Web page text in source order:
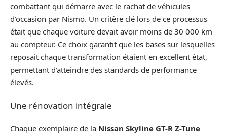
combattant qui démarre avec le rachat de véhicules
d’occasion par Nismo. Un critère clé lors de ce processus
était que chaque voiture devait avoir moins de 30 000 km
au compteur. Ce choix garantit que les bases sur lesquelles
reposait chaque transformation étaient en excellent état,
permettant d’atteindre des standards de performance
élevés.
Une rénovation intégrale
Chaque exemplaire de la Nissan Skyline GT-R Z-Tune